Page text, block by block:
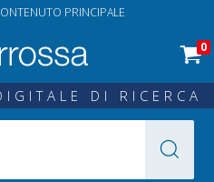
PRINCIPALE
0
DI RICERCA